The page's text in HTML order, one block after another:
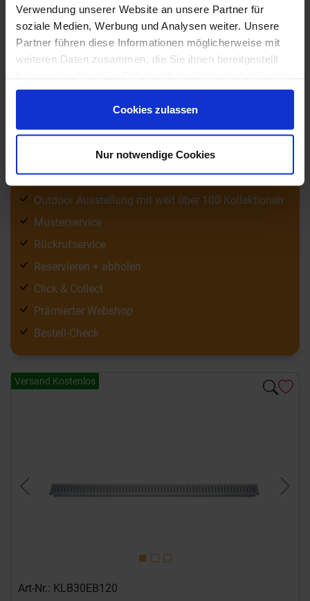
Verwendung unserer Website an unsere Partner für
soziale Medien, Werbung und Analysen weiter. Unsere
Partner führen diese Informationen möglicherweise mit
weiteren Daten zusammen, die Sie ihnen bereitgestellt
gesammelt haben.
Cookies zulassen
Nur notwendige Cookies
100.000 m² Markenfliesen sofort verfügbar
Ab 1.500 € versandkostenfrei
Keine Service- oder Verpackungskosten
Fachberatung in unseren Ausstellungen
Kostenlose 3D Badplanung für Ausstellungskunden
vor Ort
Outdoor Ausstellung mit weit über 100 Kollektionen
Musterservice
Rückrufservice
Reservieren + abholen
Click & Collect
Prämierter Webshop
Bestell-Check
Versand Kostenlos
Previous Next
Art-Nr.: KLB30EB120